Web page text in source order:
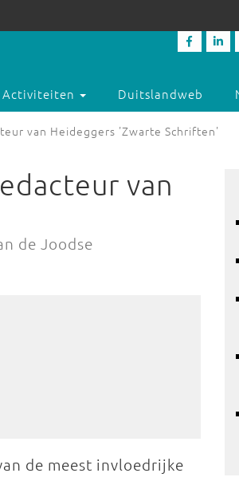
Activiteiten Duitslandweb
van Heideggers 'Zwarte Schriften'
van
de Joodse
de meest invloedrijke